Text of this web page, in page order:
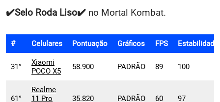
✔️Selo Roda Liso✔️ no Mortal Kombat.
# Celulares Pontuação Gráficos FPS Estabilidade
31°
Xiaomi
POCO X5
58.900 PADRÃO 89 100
61°
Realme
11 Pro
35.820 PADRÃO 60 97